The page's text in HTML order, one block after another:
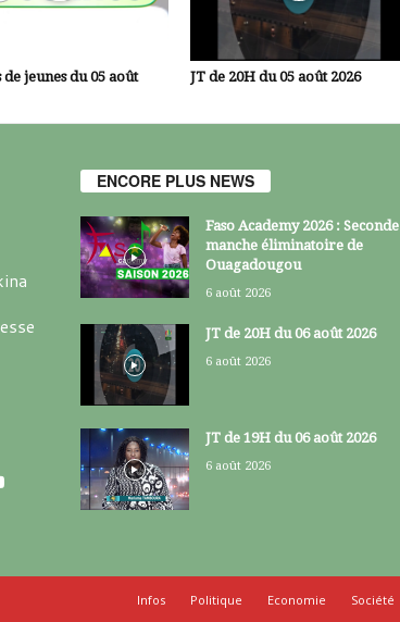
de jeunes du 05 août
JT de 20H du 05 août 2026
ENCORE PLUS NEWS
Faso Academy 2026 : Seconde
manche éliminatoire de
Ouagadougou
6 août 2026
JT de 20H du 06 août 2026
6 août 2026
JT de 19H du 06 août 2026
6 août 2026
Infos Politique Economie Société